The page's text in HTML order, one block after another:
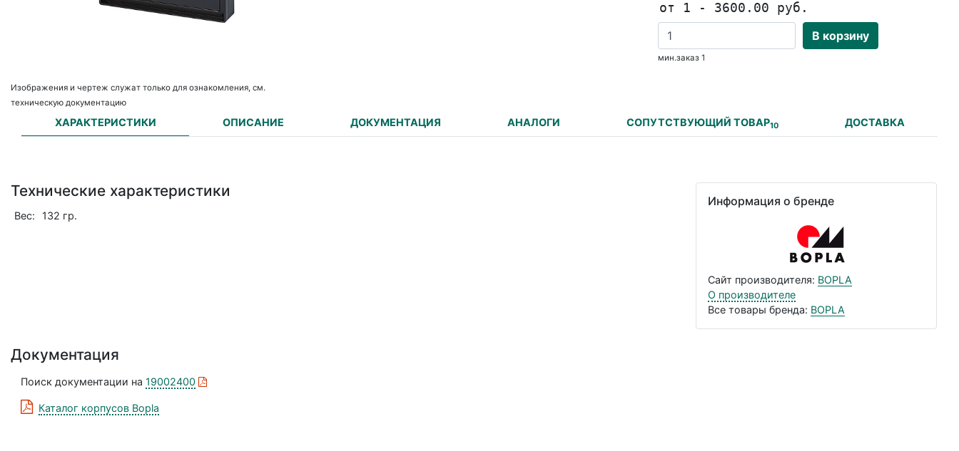
Изображения и чертеж служат только для ознакомления, см.
техническую документацию
от 1 - 3600.00 руб.
В корзину
мин.заказ 1
ХАРАКТЕРИСТИКИ ОПИСАНИЕ ДОКУМЕНТАЦИЯ АНАЛОГИ СОПУТСТВУЮЩИЙ ТОВАР10 ДОСТАВКА
Технические характеристики
Вес: 132 гр.
Информация о бренде
Сайт производителя: BOPLA
О производителе
Все товары бренда: BOPLA
Документация
Поиск документации на19002400
Каталог корпусов Bopla